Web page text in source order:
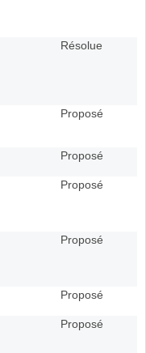
Résolue
Proposé
Proposé
Proposé
Proposé
Proposé
Proposé